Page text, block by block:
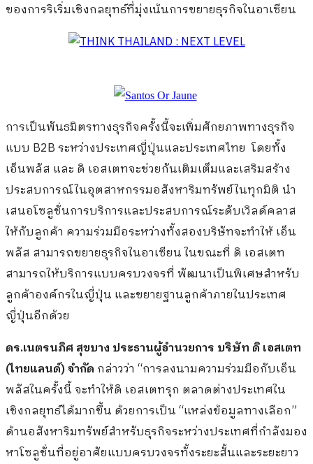
ของการริเริ่มเชิงกลยุทธ์ที่มุ่งเน้นการขยายธุรกิจในอาเซียน
การเป็นพันธมิตรทางธุรกิจครั้งนี้จะเพิ่มศักยภาพทางธุรกิจ
แบบ B2B ระหว่างประเทศญี่ปุ่นและประเทศไทย โดยทั้ง
เอ็นพลัส และ ดิ เอสเตทจะช่วยกันเติมเต็มและเสริมสร้าง
ประสบการณ์ในอุตสาหกรรมอสังหาริมทรัพย์ในทุกมิติ นำ
เสนอโซลูชั่นการบริการและประสบการณ์ระดับเวิลด์คลาส
ให้กับลูกค้า ความร่วมมือระหว่างทั้งสองบริษัทจะทำให้ เอ็น
พลัส สามารถขยายธุรกิจในอาเซียน ในขณะที่ ดิ เอสเตท
สามารถให้บริการแบบครบวงจรที่ พัฒนาเป็นพิเศษสำหรับ
ลูกค้าองค์กรในญี่ปุ่น และขยายฐานลูกค้าภายในประเทศ
ญี่ปุ่นอีกด้วย
ดร.เนตรนภิศ สุขบาง ประธานผู้อำนวยการ บริษัท ดิ เอสเตท
(ไทยแลนด์) จำกัด กล่าวว่า “การลงนามความร่วมมือกับเอ็น
พลัสในครั้งนี้ จะทำให้ดิ เอสเตทรุก ตลาดต่างประเทศใน
เชิงกลยุทธ์ได้มากขึ้น ด้วยการเป็น “แหล่งข้อมูลทางเลือก”
ด้านอสังหาริมทรัพย์สำหรับธุรกิจระหว่างประเทศที่กำลังมอง
หาโซลูชั่นที่อยู่อาศัยแบบครบวงจรทั้งระยะสั้นและระยะยาว